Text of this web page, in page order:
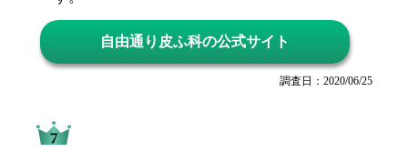
自由通り皮ふ科の公式サイト
調査日：2020/06/25